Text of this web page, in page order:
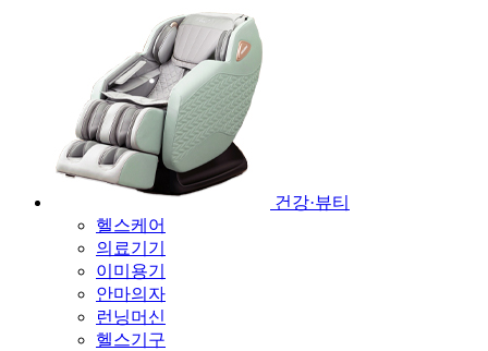
건강·뷰티
헬스케어
의료기기
이미용기
안마의자
런닝머신
헬스기구